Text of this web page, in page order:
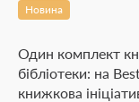
Новина
Один комплект
бібліотеки: на
книжкова